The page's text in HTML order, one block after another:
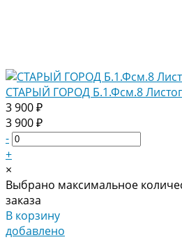
СТАРЫЙ ГОРОД Б.1.Фсм.8
3 900 ₽
3 900 ₽
-
+
×
Выбрано максимальное
заказа
В корзину
добавлено